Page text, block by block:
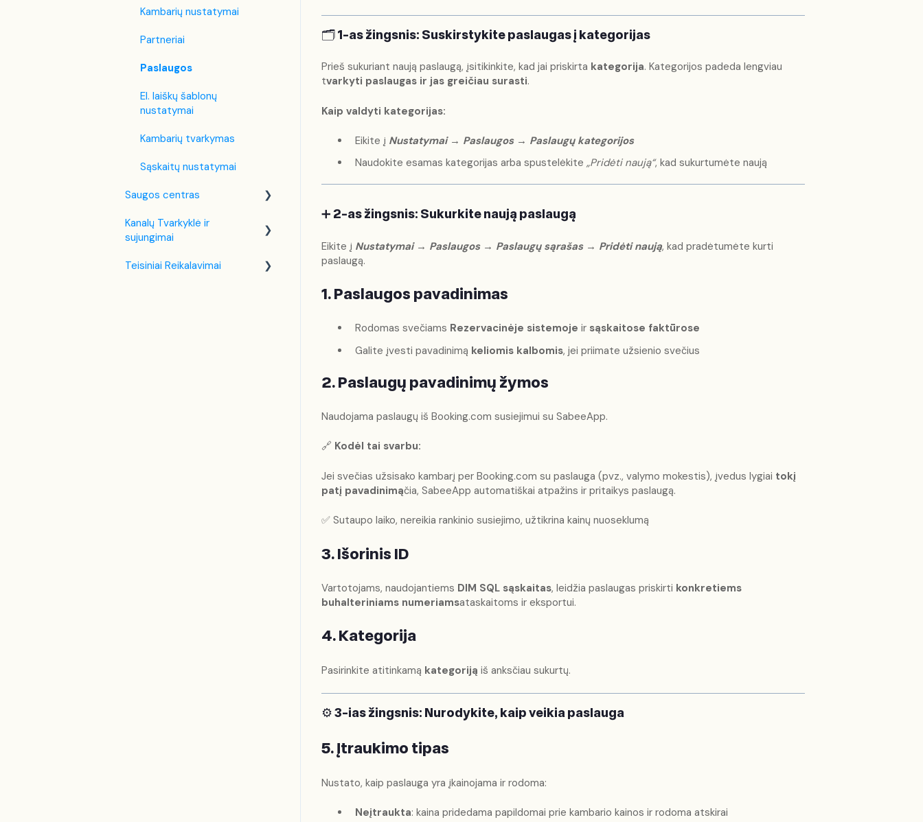
🗂️1-as žingsnis: Suskirstykite paslaugas į kategorijas
Prieš sukuriant naują paslaugą, įsitikinkite, kad jai priskirta kategorija. Kategorijos padeda lengviau
tvarkyti paslaugas ir jas greičiau surasti.
Kaip valdyti kategorijas:
Eikite į Nustatymai → Paslaugos → Paslaugų kategorijos
Naudokite esamas kategorijas arba spustelėkite „Pridėti naują“, kad sukurtumėte naują
➕2-as žingsnis: Sukurkite naują paslaugą
Eikite į Nustatymai → Paslaugos → Paslaugų sąrašas → Pridėti naują, kad pradėtumėte kurti
paslaugą.
1. Paslaugos pavadinimas
Rodomas svečiams Rezervacinėje sistemoje ir sąskaitose faktūrose
Galite įvesti pavadinimą keliomis kalbomis, jei priimate užsienio svečius
2. Paslaugų pavadinimų žymos
Naudojama paslaugų iš Booking.com susiejimui su SabeeApp.
🔗 Kodėl tai svarbu:
Jei svečias užsisako kambarį per Booking.com su paslauga (pvz., valymo mokestis), įvedus lygiai tokį
patį pavadinimąčia, SabeeApp automatiškai atpažins ir pritaikys paslaugą.
✅ Sutaupo laiko, nereikia rankinio susiejimo, užtikrina kainų nuoseklumą
3. Išorinis ID
Vartotojams, naudojantiems DIM SQL sąskaitas, leidžia paslaugas priskirti konkretiems
buhalteriniams numeriamsataskaitoms ir eksportui.
4. Kategorija
Pasirinkite atitinkamą kategoriją iš anksčiau sukurtų.
⚙️3-ias žingsnis: Nurodykite, kaip veikia paslauga
5. Įtraukimo tipas
Nustato, kaip paslauga yra įkainojama ir rodoma:
Neįtraukta: kaina pridedama papildomai prie kambario kainos ir rodoma atskirai
Kambarių nustatymai
Partneriai
Paslaugos
El. laiškų šablonų
nustatymai
Kambarių tvarkymas
Sąskaitų nustatymai
Saugos centras
Dviejų Faktorių
Autentifikavimas (2FA)
Kanalų Tvarkyklė ir
sujungimai
Booking.com
Teisiniai Reikalavimai